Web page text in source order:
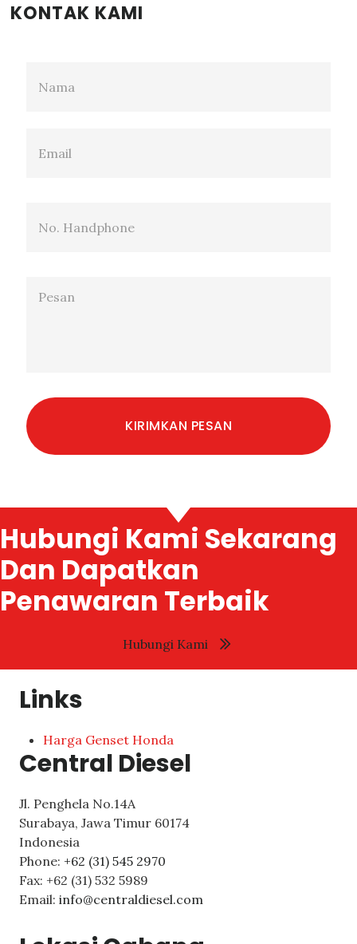
KONTAK KAMI
Hubungi Kami Sekarang
Dan Dapatkan
Penawaran Terbaik
Hubungi Kami
Links
Harga Genset Honda
Central Diesel
Jl. Penghela No.14A
Surabaya, Jawa Timur 60174
Indonesia
Phone: +62 (31) 545 2970
Fax: +62 (31) 532 5989
Email: info@centraldiesel.com